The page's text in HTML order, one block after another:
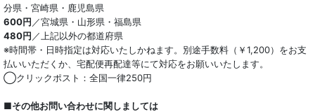
分県・宮崎県・鹿児島県
600円 ／宮城県・山形県・福島県
480円 ／上記以外の都道府県
※時間帯・日時指定は対応いたしかねます。別途手数料（￥1,200）をお支
払いいただくか、宅配便再配達等にて対応をお願いいたします。
◯クリックポスト：全国一律250円
■その他お問い合わせに関しましては